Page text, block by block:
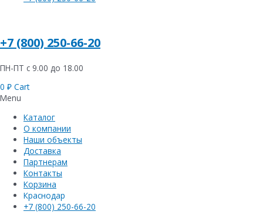
+7 (800) 250-66-20
ПН-ПТ с 9.00 до 18.00
0 ₽ Cart
Menu
Каталог
О компании
Наши объекты
Доставка
Партнерам
Контакты
Корзина
Краснодар
+7 (800) 250-66-20